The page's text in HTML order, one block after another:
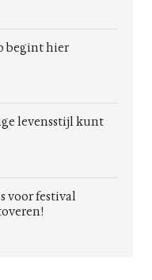
begint hier
levensstijl kunt
voor festival